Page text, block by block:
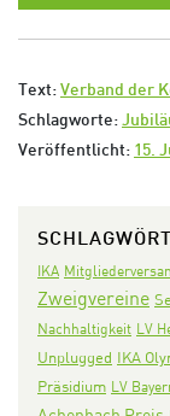
Text: Verband der
Schlagworte:
Veröffentlicht: 15.
IKA
Zweigvereine
Nachhaltigkeit LV
Unplugged IKA
Präsidium LV